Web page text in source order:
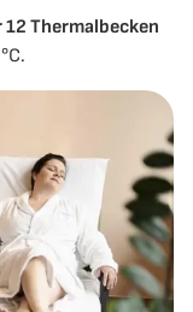
12 Thermalbecken